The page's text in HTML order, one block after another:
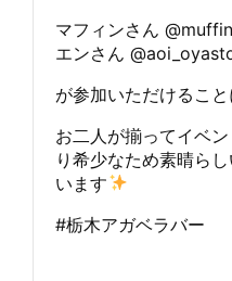
マフィンさん
エンさん
が参加いただけるこ
お二人が揃ってイベ
り希少なため素晴ら
います
#栃木アガベラバー